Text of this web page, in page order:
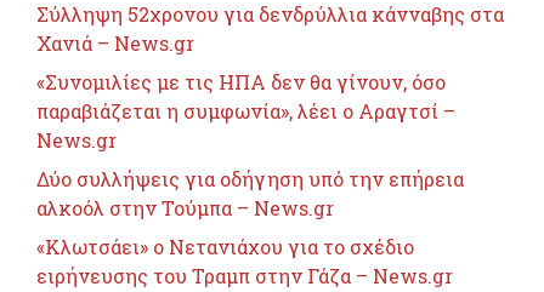
Σύλληψη 52χρονου για δενδρύλλια κάνναβης στα
Χανιά – News.gr
«Συνομιλίες με τις ΗΠΑ δεν θα γίνουν, όσο
παραβιάζεται η συμφωνία», λέει ο Αραγτσί –
News.gr
Δύο συλλήψεις για οδήγηση υπό την επήρεια
αλκοόλ στην Τούμπα – News.gr
«Κλωτσάει» ο Νετανιάχου για το σχέδιο
ειρήνευσης του Τραμπ στην Γάζα – News.gr